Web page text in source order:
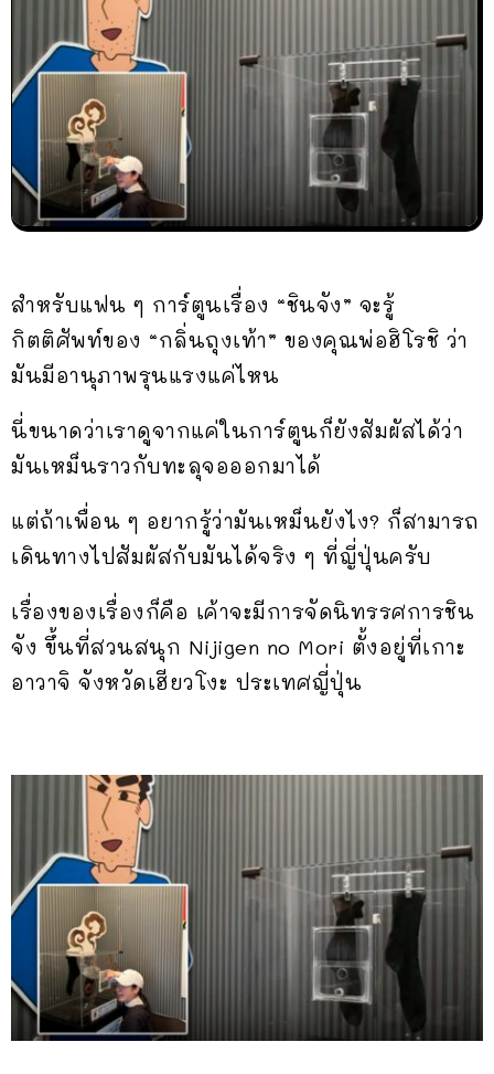
สำหรับแฟน ๆ การ์ตูนเรื่อง “ชินจัง” จะรู้
กิตติศัพท์ของ “กลิ่นถุงเท้า” ของคุณพ่อฮิโรชิ ว่า
มันมีอานุภาพรุนแรงแค่ไหน
นี่ขนาดว่าเราดูจากแค่ในการ์ตูนก็ยังสัมผัสได้ว่า
มันเหม็นราวกับทะลุจอออกมาได้
แต่ถ้าเพื่อน ๆ อยากรู้ว่ามันเหม็นยังไง? ก็สามารถ
เดินทางไปสัมผัสกับมันได้จริง ๆ ที่ญี่ปุ่นครับ
เรื่องของเรื่องก็คือ เค้าจะมีการจัดนิทรรศการชิน
จัง ขึ้นที่สวนสนุก Nijigen no Mori ตั้งอยู่ที่เกาะ
อาวาจิ จังหวัดเฮียวโงะ ประเทศญี่ปุ่น